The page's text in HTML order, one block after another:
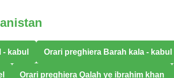
kabul Orari preghiera Barah kala - kabul
Orari preghiera Qalah ye ibrahim khan